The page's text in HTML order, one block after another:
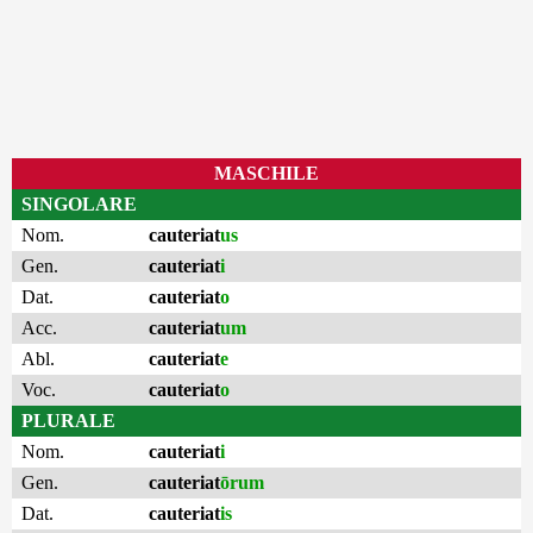
MASCHILE
SINGOLARE
Nom.
cauteriatus
Gen.
cauteriati
Dat.
cauteriato
Acc.
cauteriatum
Abl.
cauteriate
Voc.
cauteriato
PLURALE
Nom.
cauteriati
Gen.
cauteriatōrum
Dat.
cauteriatis